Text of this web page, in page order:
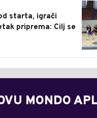
starta, igrači
priprema: Cilj se
MONDO